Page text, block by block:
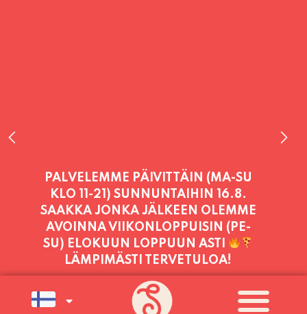
PALVELEMME TÄNÄÄN:
PERJANTAI11:00 - 21:00
PALVELEMME PÄIVITTÄIN (MA-SU
KLO 11-21) SUNNUNTAIHIN 16.8.
SAAKKA JONKA JÄLKEEN OLEMME
AVOINNA VIIKONLOPPUISIN (PE-
SU) ELOKUUN LOPPUUN ASTI
LÄMPIMÄSTI TERVETULOA!